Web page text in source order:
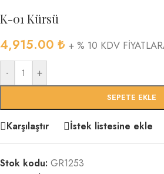
K-01 Kürsü
4,915.00 ₺ + % 10 KDV
- +
SEPETE EKLE
Karşılaştır İstek listesine ekle
Stok kodu: GR1253